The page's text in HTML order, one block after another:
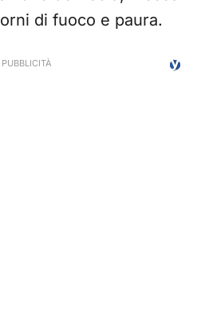
di fuoco e paura.